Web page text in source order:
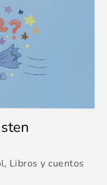
, Libros y cuentos